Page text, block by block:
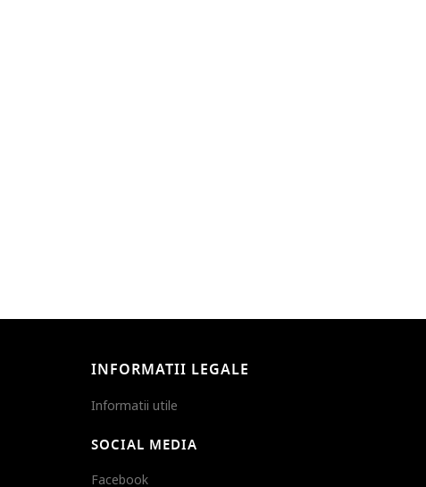
INFORMATII LEGALE
Informatii utile
SOCIAL MEDIA
Facebook